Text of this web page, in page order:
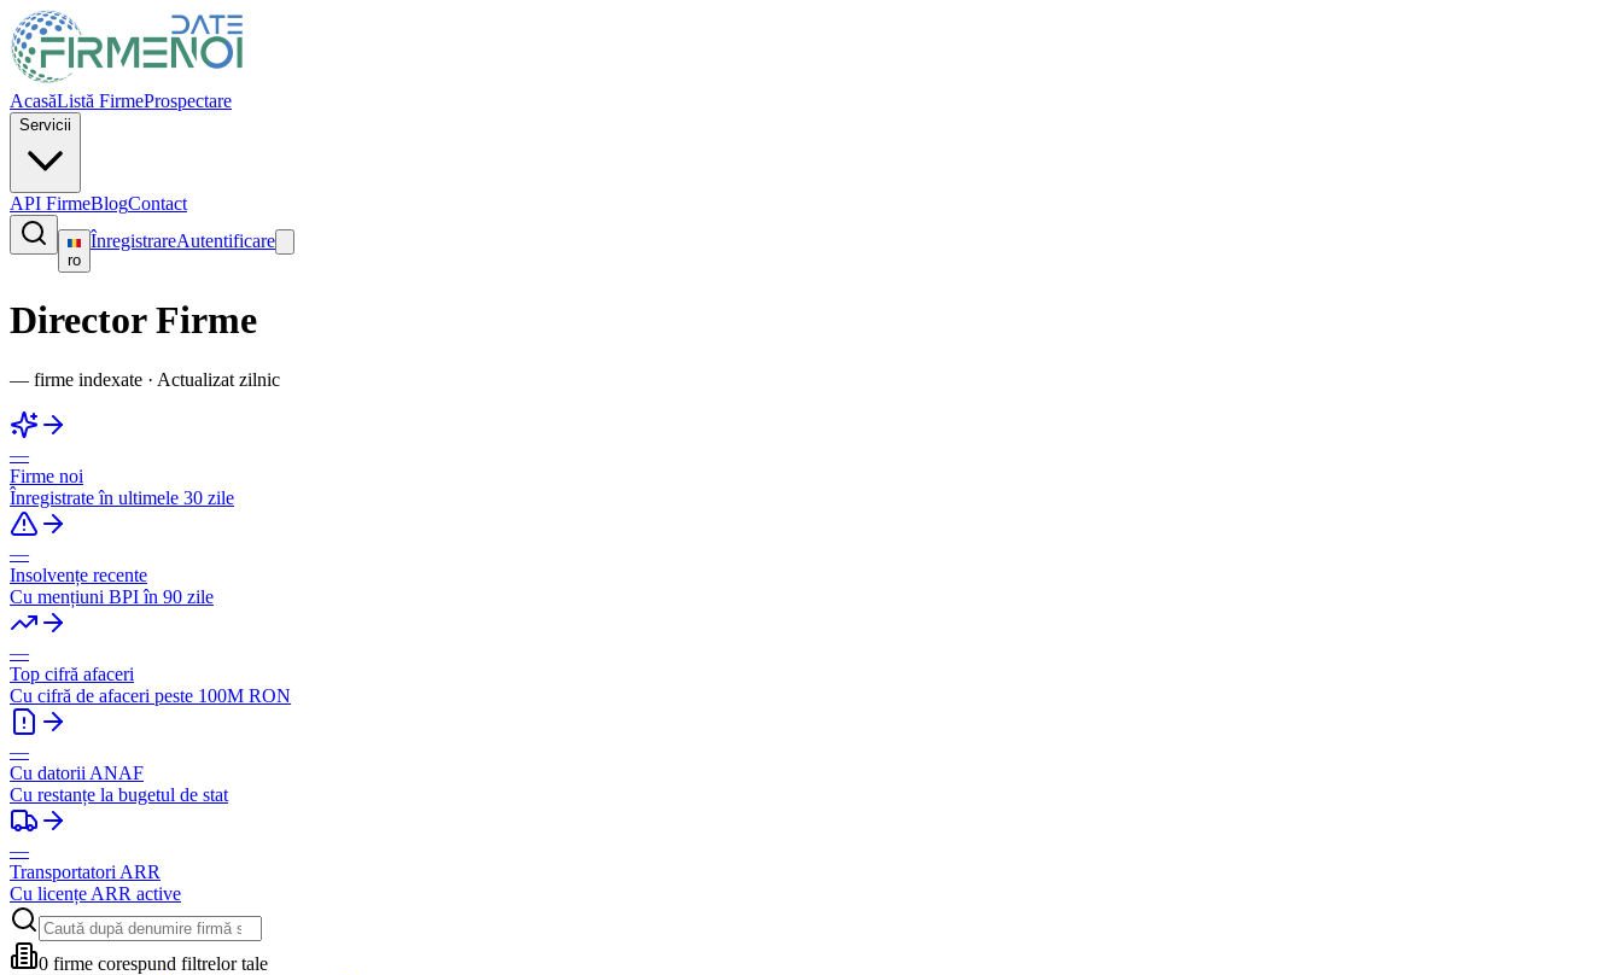
AcasăListă FirmeProspectare
Servicii
API FirmeBlogContact
ro
ÎnregistrareAutentificare
Director Firme
— firme indexate · Actualizat zilnic
—
Firme noi
Înregistrate în ultimele 30 zile
—
Insolvențe recente
Cu mențiuni BPI în 90 zile
—
Top cifră afaceri
Cu cifră de afaceri peste 100M RON
—
Cu datorii ANAF
Cu restanțe la bugetul de stat
—
Transportatori ARR
Cu licențe ARR active
0 firme corespund filtrelor tale